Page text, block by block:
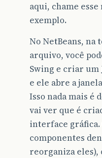
aqui, chame
exemplo.
No NetBeans, na
arquivo, você
Swing e criar um
e ele abre a
Isso nada mais é
vai ver que é
interface gráfica.
componentes
reorganiza eles),